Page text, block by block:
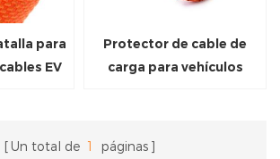
para
EV
Protector de cable de
carga para vehículos
Un total de 1 páginas